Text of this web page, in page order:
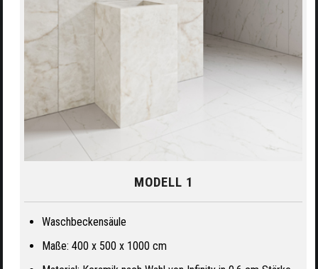
MODELL 1
Waschbeckensäule
Maße: 400 x 500 x 1000 cm